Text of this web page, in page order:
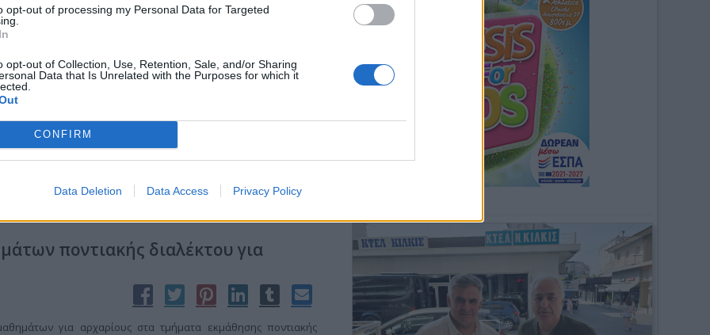
opt-out of processing my Personal Data for Targeted
opt-out of Collection, Use, Retention, Sale, and/or Sharing
Data that Is Unrelated with the Purposes for which it
CONFIRM
Data Deletion Data Access Privacy Policy
τον καρκίνο του μαστού
στον καρκίνο του μαστού που συνδιοργανώθηκε την
τον Σύλλογο Καρκινοπαθών Κιλκίς & Παιονίας “ΑΓΙΟΣ
και τον Πολιτιστικό Σύλλογο “ΑΓΙΟΣ ΤΡΥΦΩΝ” Γουμένισσας
Γουμένισσας και των γύρω περιοχών για την πρόληψη και την
ποντιακής διαλέκτου για
για αρχαρίους στα τμήματα εκμάθησης ποντιακής